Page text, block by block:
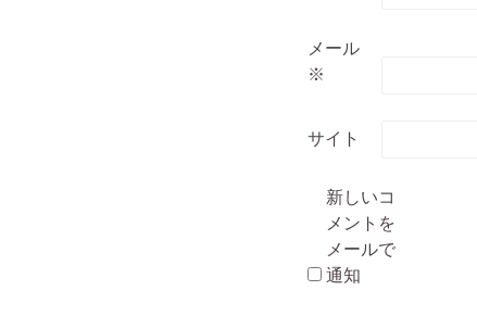
メール
※
サイト
新しいコ
メントを
メールで
通知